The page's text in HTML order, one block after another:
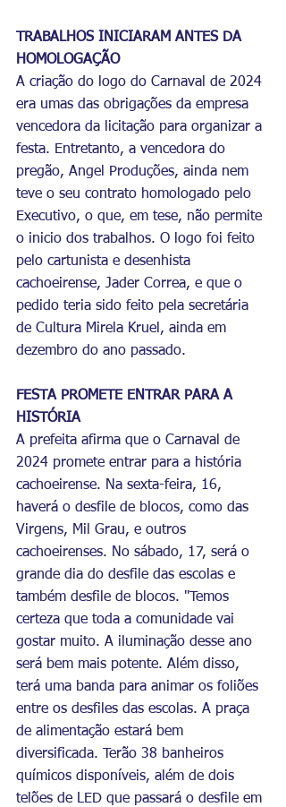
TRABALHOS INICIARAM ANTES DA
HOMOLOGAÇÃO
A criação do logo do Carnaval de 2024
era umas das obrigações da empresa
vencedora da licitação para organizar a
festa. Entretanto, a vencedora do
pregão, Angel Produções, ainda nem
teve o seu contrato homologado pelo
Executivo, o que, em tese, não permite
o inicio dos trabalhos. O logo foi feito
pelo cartunista e desenhista
cachoeirense, Jader Correa, e que o
pedido teria sido feito pela secretária
de Cultura Mirela Kruel, ainda em
dezembro do ano passado.
FESTA PROMETE ENTRAR PARA A
HISTÓRIA
A prefeita afirma que o Carnaval de
2024 promete entrar para a história
cachoeirense. Na sexta-feira, 16,
haverá o desfile de blocos, como das
Virgens, Mil Grau, e outros
cachoeirenses. No sábado, 17, será o
grande dia do desfile das escolas e
também desfile de blocos. "Temos
certeza que toda a comunidade vai
gostar muito. A iluminação desse ano
será bem mais potente. Além disso,
terá uma banda para animar os foliões
entre os desfiles das escolas. A praça
de alimentação estará bem
diversificada. Terão 38 banheiros
químicos disponíveis, além de dois
telões de LED que passará o desfile em